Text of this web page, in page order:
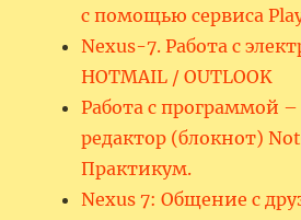
с помощью сервиса
Nexus-7. Работа с
HOTMAIL / OUTLOOK
Работа с программой
редактор (блокнот)
Практикум.
Nexus 7: Общение с